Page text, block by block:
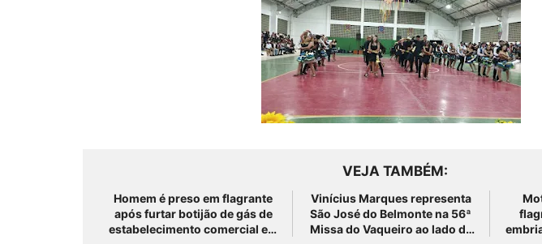
VEJA TAMBÉM
Homem é preso em flagrante
após furtar botijão de gás de
estabelecimento comercial em
Vinícius Marques representa
São José do Belmonte na 56ª
Missa do Vaqueiro ao lado da